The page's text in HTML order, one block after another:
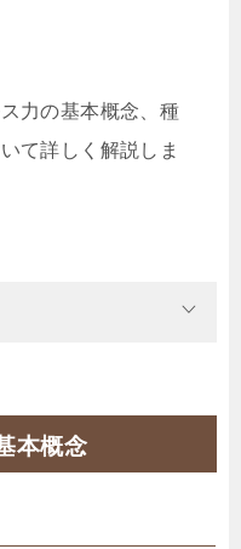
力の基本概念、種
て詳しく解説しま
本概念